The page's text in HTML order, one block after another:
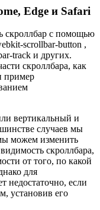
Edge и Safari
скроллбар с помощью
scrollbar-button ,
track и других.
скроллбара, как
пример
вертикальный и
случаев мы
можем изменить
скроллбара,
от того, по какой
для
недостаточно, если
установив его